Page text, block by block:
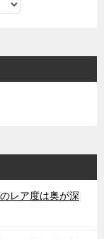
レア度は奥が深